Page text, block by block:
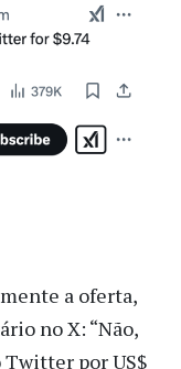
a oferta,
no X: “Não,
Twitter por US$